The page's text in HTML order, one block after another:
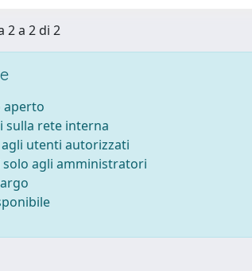
2 a 2 di 2
aperto
sulla rete interna
utenti autorizzati
agli amministratori